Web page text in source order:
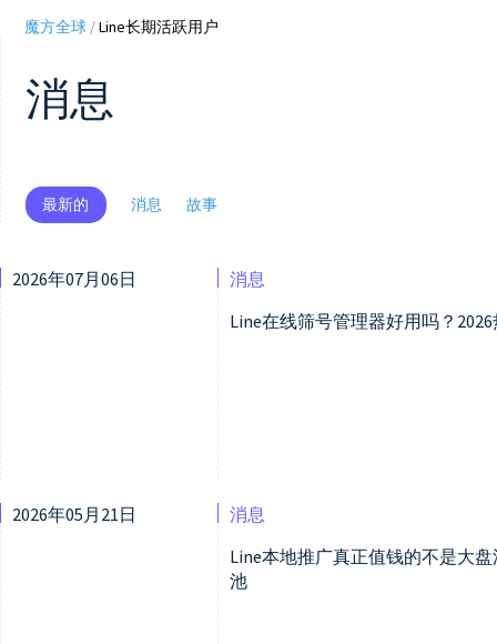
魔方全球/Line长期活跃用户
消息
最新的 消息 故事
2026年07月06日
消息
Line在线筛号管理器好用吗？
2026年05月21日
消息
Line本地推广真正值钱的不是大
池